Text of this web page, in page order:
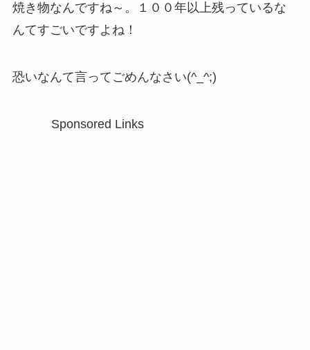
焼き物なんですね～。１００年以上残っているな
んてすごいですよね！
恐いなんて言ってごめんなさい(^_^;)
Sponsored Links